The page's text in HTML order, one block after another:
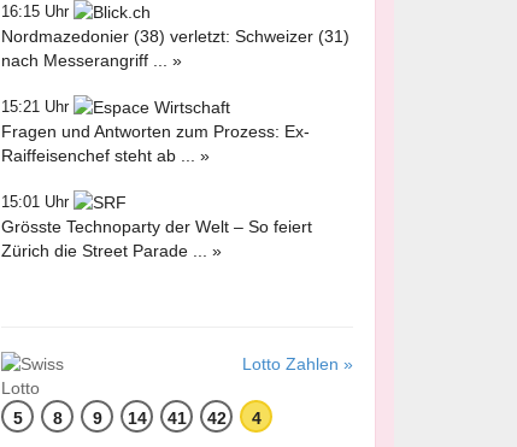
16:15 Uhr
Nordmazedonier (38) verletzt: Schweizer (31)
nach Messerangriff ... »
15:21 Uhr
Fragen und Antworten zum Prozess: Ex-
Raiffeisenchef steht ab ... »
15:01 Uhr
Grösste Technoparty der Welt – So feiert
Zürich die Street Parade ... »
Lotto Zahlen »
5 8 9 14 41 42 4